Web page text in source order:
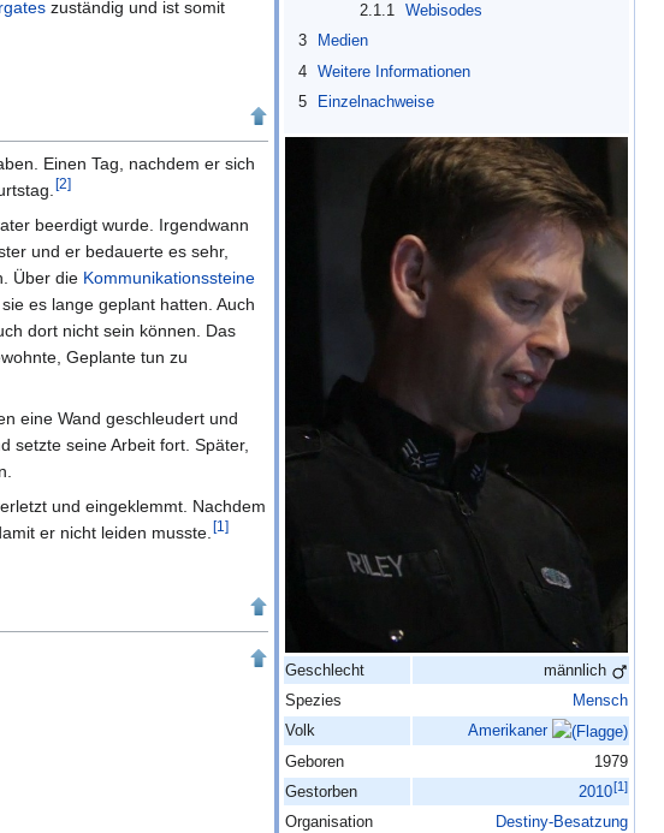
2.1.1
Webisodes
3
Medien
4
Weitere Informationen
5
Einzelnachweise
Geschlecht
männlich
Spezies
Mensch
Volk
Amerikaner
Geboren
1979
Gestorben
2010[1]
Organisation
Destiny-Besatzung
zuständig und ist somit
Einen Tag, nachdem er sich
[2]
beerdigt wurde. Irgendwann
und er bedauerte es sehr,
Über die Kommunikationssteine
es lange geplant hatten. Auch
dort nicht sein können. Das
Geplante tun zu
eine Wand geschleudert und
setzte seine Arbeit fort. Später,
und eingeklemmt. Nachdem
er nicht leiden musste. [1 ]